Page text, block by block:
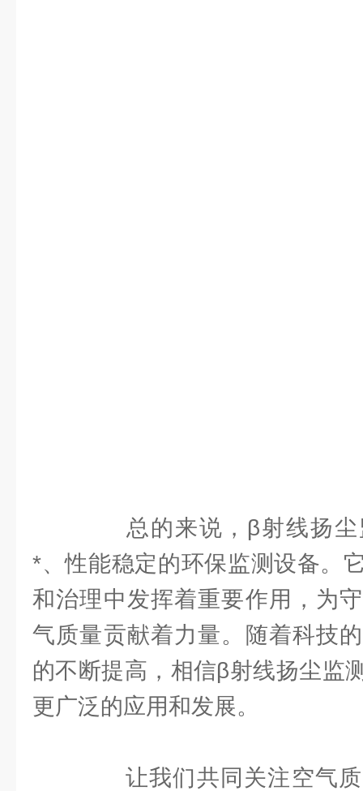
总的来说，β射线扬尘
*、性能稳定的环保监测设备。
和治理中发挥着重要作用，为
气质量贡献着力量。随着科技
的不断提高，相信β射线扬尘监
更广泛的应用和发展。
让我们共同关注空气质